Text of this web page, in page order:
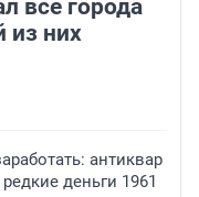
все города
из них
антиквар
деньги 1961